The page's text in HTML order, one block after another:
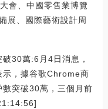
會、中國零售業博覽
展、國際藝術設計周
30萬:6月4日消息，
，據谷歌Chrome商
突破30萬，三個月前